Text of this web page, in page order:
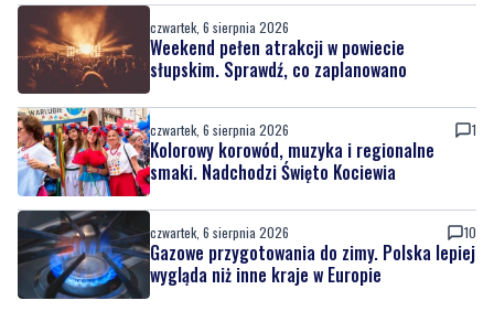
czwartek, 6 sierpnia 2026
Weekend pełen atrakcji w powiecie
słupskim. Sprawdź, co zaplanowano
czwartek, 6 sierpnia 2026 1
Kolorowy korowód, muzyka i regionalne
smaki. Nadchodzi Święto Kociewia
czwartek, 6 sierpnia 2026 10
Gazowe przygotowania do zimy. Polska lepiej
wygląda niż inne kraje w Europie